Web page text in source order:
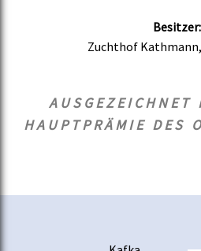
Besitzer:
Zuchthof
AUSGEZEICHNET
HAUPTPRÄMIE DES